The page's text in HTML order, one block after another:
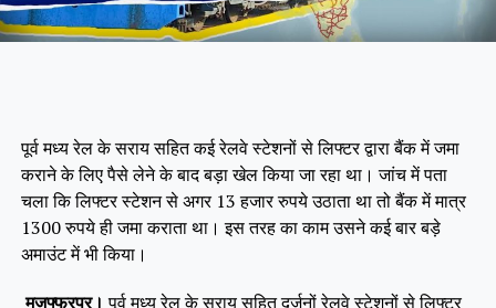
पूर्व मध्य रेल के सराय सहित कई रेलवे स्टेशनों से लिफ्टर द्वारा बैंक में जमा
कराने के लिए पैसे लेने के बाद बड़ा खेल किया जा रहा था। जांच में पता
चला कि लिफ्टर स्टेशन से अगर 13 हजार रुपये उठाता था तो बैंक में मात्र
1300 रुपये ही जमा कराता था। इस तरह का काम उसने कई बार बड़े
अमाउंट में भी किया।
मुजफ्फरपुर।पूर्व मध्य रेल के सराय सहित दर्जनों रेलवे स्टेशनों से लिफ्टर